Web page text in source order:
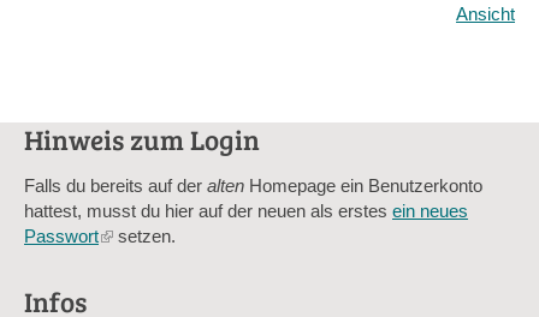
Ansicht
Hinweis zum Login
Falls du bereits auf der alten Homepage ein Benutzerkonto
hattest, musst du hier auf der neuen als erstes ein neues
Passwort(linksetzen.
Infos